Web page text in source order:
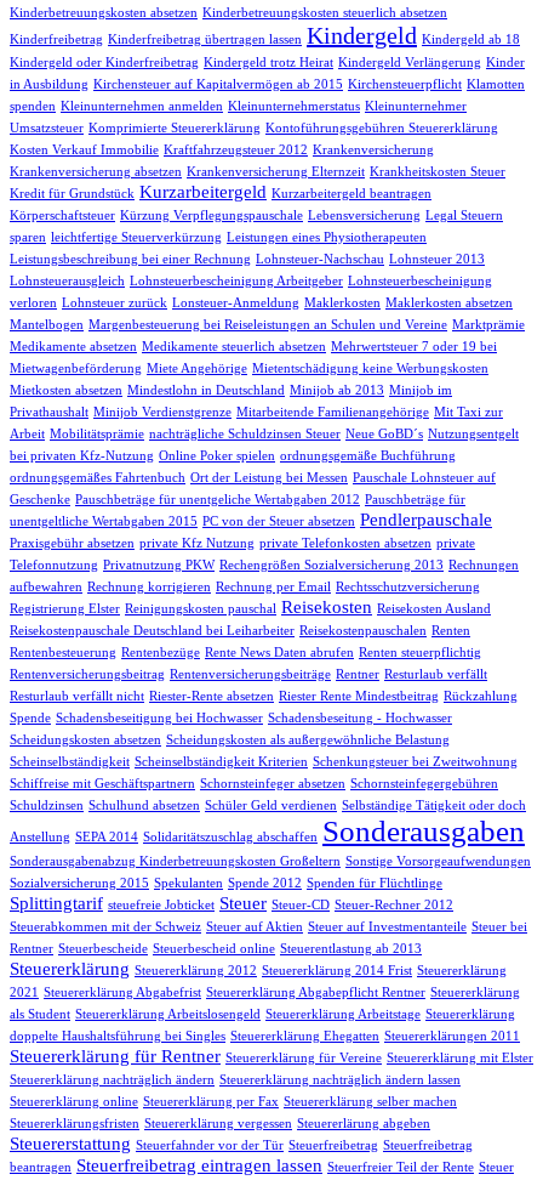
Kinderbetreuungskosten absetzen Kinderbetreuungskosten steuerlich absetzen
Kinderfreibetrag Kinderfreibetrag übertragen lassen Kindergeld Kindergeld ab 18
Kindergeld oder Kinderfreibetrag Kindergeld trotz Heirat Kindergeld Verlängerung Kinder
in Ausbildung Kirchensteuer auf Kapitalvermögen ab 2015 Kirchensteuerpflicht Klamotten
spenden Kleinunternehmen anmelden Kleinunternehmerstatus Kleinunternehmer
Umsatzsteuer Komprimierte Steuererklärung Kontoführungsgebühren Steuererklärung
Kosten Verkauf Immobilie Kraftfahrzeugsteuer 2012 Krankenversicherung
Krankenversicherung absetzen Krankenversicherung Elternzeit Krankheitskosten Steuer
Kredit für Grundstück Kurzarbeitergeld Kurzarbeitergeld beantragen
Körperschaftsteuer Kürzung Verpflegungspauschale Lebensversicherung Legal Steuern
sparen leichtfertige Steuerverkürzung Leistungen eines Physiotherapeuten
Leistungsbeschreibung bei einer Rechnung Lohnsteuer-Nachschau Lohnsteuer 2013
Lohnsteuerausgleich Lohnsteuerbescheinigung Arbeitgeber Lohnsteuerbescheinigung
verloren Lohnsteuer zurück Lonsteuer-Anmeldung Maklerkosten Maklerkosten absetzen
Mantelbogen Margenbesteuerung bei Reiseleistungen an Schulen und Vereine Marktprämie
Medikamente absetzen Medikamente steuerlich absetzen Mehrwertsteuer 7 oder 19 bei
Mietwagenbeförderung Miete Angehörige Mietentschädigung keine Werbungskosten
Mietkosten absetzen Mindestlohn in Deutschland Minijob ab 2013 Minijob im
Privathaushalt Minijob Verdienstgrenze Mitarbeitende Familienangehörige Mit Taxi zur
Arbeit Mobilitätsprämie nachträgliche Schuldzinsen Steuer Neue GoBD´s Nutzungsentgelt
bei privaten Kfz-Nutzung Online Poker spielen ordnungsgemäße Buchführung
ordnungsgemäßes Fahrtenbuch Ort der Leistung bei Messen Pauschale Lohnsteuer auf
Geschenke Pauschbeträge für unentgeliche Wertabgaben 2012 Pauschbeträge für
unentgeltliche Wertabgaben 2015 PC von der Steuer absetzen Pendlerpauschale
Praxisgebühr absetzen private Kfz Nutzung private Telefonkosten absetzen private
Telefonnutzung Privatnutzung PKW Rechengrößen Sozialversicherung 2013 Rechnungen
aufbewahren Rechnung korrigieren Rechnung per Email Rechtsschutzversicherung
Registrierung Elster Reinigungskosten pauschal Reisekosten Reisekosten Ausland
Reisekostenpauschale Deutschland bei Leiharbeiter Reisekostenpauschalen Renten
Rentenbesteuerung Rentenbezüge Rente News Daten abrufen Renten steuerpflichtig
Rentenversicherungsbeitrag Rentenversicherungsbeiträge Rentner Resturlaub verfällt
Resturlaub verfällt nicht Riester-Rente absetzen Riester Rente Mindestbeitrag Rückzahlung
Spende Schadensbeseitigung bei Hochwasser Schadensbeseitung - Hochwasser
Scheidungskosten absetzen Scheidungskosten als außergewöhnliche Belastung
Scheinselbständigkeit Scheinselbständigkeit Kriterien Schenkungsteuer bei Zweitwohnung
Schiffreise mit Geschäftspartnern Schornsteinfeger absetzen Schornsteinfegergebühren
Schuldzinsen Schulhund absetzen Schüler Geld verdienen Selbständige Tätigkeit oder doch
Anstellung SEPA 2014 Solidaritätszuschlag abschaffen Sonderausgaben
Sonderausgabenabzug Kinderbetreuungskosten Großeltern Sonstige Vorsorgeaufwendungen
Sozialversicherung 2015 Spekulanten Spende 2012 Spenden für Flüchtlinge
Splittingtarif steuefreie Jobticket Steuer Steuer-CD Steuer-Rechner 2012
Steuerabkommen mit der Schweiz Steuer auf Aktien Steuer auf Investmentanteile Steuer bei
Rentner Steuerbescheide Steuerbescheid online Steuerentlastung ab 2013
Steuererklärung Steuererklärung 2012 Steuererklärung 2014 Frist Steuererklärung
2021
Steuererklärung Abgabefrist Steuererklärung Abgabepflicht Rentner Steuererklärung
als Student Steuererklärung Arbeitslosengeld Steuererklärung Arbeitstage Steuererklärung
doppelte Haushaltsführung bei Singles Steuererklärung Ehegatten Steuererklärungen 2011
Steuererklärung für Rentner Steuererklärung für Vereine Steuererklärung mit Elster
Steuererklärung nachträglich ändern Steuererklärung nachträglich ändern lassen
Steuererklärung online Steuererklärung per Fax Steuererklärung selber machen
Steuererklärungsfristen Steuererklärung vergessen Steuererlärung abgeben
Steuererstattung Steuerfahnder vor der Tür Steuerfreibetrag Steuerfreibetrag
beantragen Steuerfreibetrag eintragen lassen Steuerfreier Teil der Rente Steuer